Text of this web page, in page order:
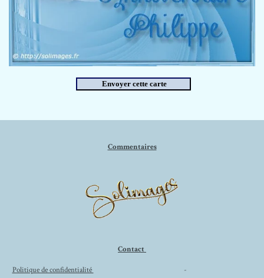
Commentaires
Contact
Politique de confidentialité -